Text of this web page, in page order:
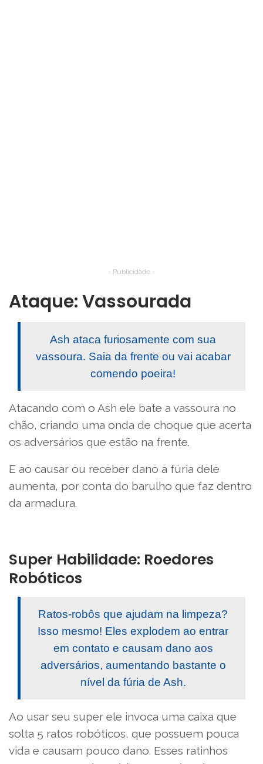
- Publicidade -
Ataque: Vassourada
Ash ataca furiosamente com sua
vassoura. Saia da frente ou vai acabar
comendo poeira!
Atacando com o Ash ele bate a vassoura no
chão, criando uma onda de choque que acerta
os adversários que estão na frente.
E ao causar ou receber dano a fúria dele
aumenta, por conta do barulho que faz dentro
da armadura.
Super Habilidade: Roedores
Robóticos
Ratos-robôs que ajudam na limpeza?
Isso mesmo! Eles explodem ao entrar
em contato e causam dano aos
adversários, aumentando bastante o
nível da fúria de Ash.
Ao usar seu super ele invoca uma caixa que
solta 5 ratos robóticos, que possuem pouca
vida e causam pouco dano. Esses ratinhos